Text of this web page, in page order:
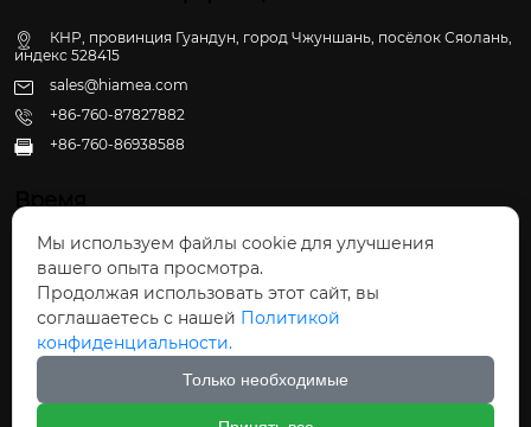
КНР, провинция Гуандун, город Чжуншань, посёлок Сяолань,
индекс 528415
sales@hiamea.com
+86-760-87827882
 +86-760-86938588
Время
Пн - Пт: 09:30 - 22:00
Сб - Вс: 10:00 - 22:30
Авторское право©ООО Чжуншань Хайвэй
Мы используем файлы cookie для улучшения
вашего опыта просмотра.
Продолжая использовать этот сайт, вы
соглашаетесь с нашей Политикой
конфиденциальности.
Только необходимые